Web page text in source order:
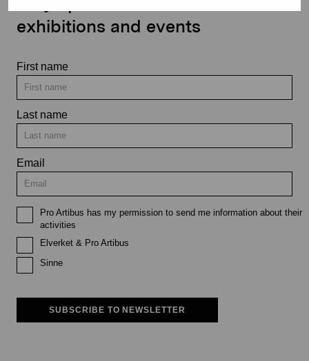
exhibitions and events
First name
Last name
Email
Pro Artibus has my permission to send me information about their
activities
Elverket & Pro Artibus
Sinne
SUBSCRIBE TO NEWSLETTER